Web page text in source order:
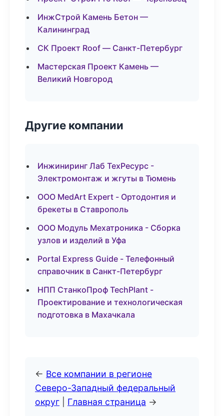
ИнжСтрой Камень Бетон —
Калининград
СК Проект Roof — Санкт-Петербург
Мастерская Проект Камень —
Великий Новгород
Другие компании
Инжиниринг Лаб ТехРесурс -
Электромонтаж и жгуты в Тюмень
ООО MedArt Expert - Ортодонтия и
брекеты в Ставрополь
ООО Модуль Мехатроника - Сборка
узлов и изделий в Уфа
Portal Express Guide - Телефонный
справочник в Санкт-Петербург
НПП СтанкоПроф TechPlant -
Проектирование и технологическая
подготовка в Махачкала
← Все компании в регионе
Северо-Западный федеральный
округ
Главная страница →